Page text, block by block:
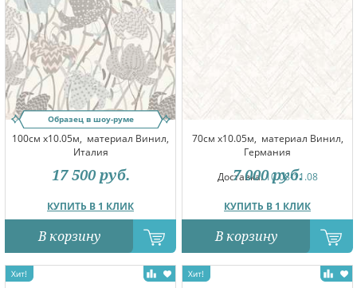
Образец в шоу-руме
100см x10.05м, материал Винил,
Италия
КУПИТЬ В 1 КЛИК
17 500 руб.
В корзину
70см x10.05м, материал Винил,
Германия
Доставка:10.08-11.08
КУПИТЬ В 1 КЛИК
7 000 руб.
В корзину